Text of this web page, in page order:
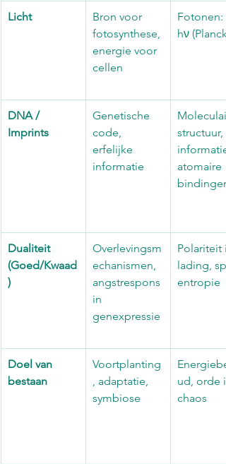
Licht
Bron voor
fotosynthese,
energie voor
cellen
Fotonen:
hν (Planck)
DNA /
Imprints
Genetische
code,
erfelijke
informatie
structuur,
atomaire
bindingen
Dualiteit
(Goed/Kwaad
)
Overlevingsm
echanismen,
angstrespons
in
genexpressie
Polariteit
lading,
entropie
Doel van
bestaan
Voortplanting
, adaptatie,
symbiose
ud, orde
chaos